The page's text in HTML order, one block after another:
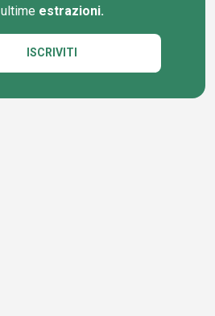
ultime estrazioni.
ISCRIVITI